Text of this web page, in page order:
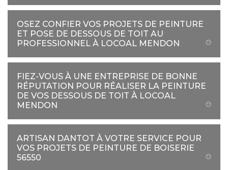
OSEZ CONFIER VOS PROJETS DE PEINTURE
ET POSE DE DESSOUS DE TOIT AU
PROFESSIONNEL À LOCOAL MENDON
FIEZ-VOUS À UNE ENTREPRISE DE BONNE
RÉPUTATION POUR RÉALISER LA PEINTURE
DE VOS DESSOUS DE TOIT À LOCOAL
MENDON
ARTISAN DANTOT À VOTRE SERVICE POUR
VOS PROJETS DE PEINTURE DE BOISERIE
56550